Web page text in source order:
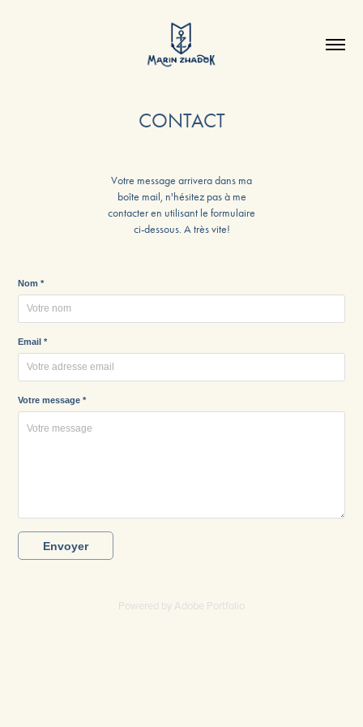
CONTACT
Votre message arrivera dans ma
boîte mail, n'hésitez pas à me
contacter en utilisant le formulaire
ci-dessous. A très vite!
Nom *
Email *
Votre message *
Envoyer
Powered by Adobe Portfolio